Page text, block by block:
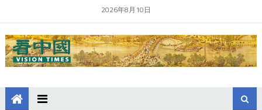
2026年8月10日